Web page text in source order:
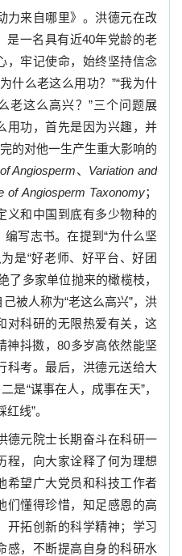
力来自哪里》。洪德元在改
是一名具有近40年党龄的老
，牢记使命，始终坚持信念
什么老这么用功？”“我为什
老这么高兴？”三个问题展
用功，首先是因为兴趣，并
的对他一生产生重大影响的
Angiosperm、 Variation and
of Angiosperm Taxonomy；
义和中国到底有多少物种的
写志书。在提到“为什么坚
是“好老师、好平台、好团
了多家单位抛来的橄榄枝，
被人称为“老这么高兴”，洪
对科研的无限热爱有关，这
神抖擞，80多岁高依然能坚
科考。最后，洪德元送给大
是“谋事在人，成事在天”，
线”。
德元院士长期奋斗在科研一
程，向大家诠释了何为理想
希望广大党员和科技工作者
们懂得珍惜，知足感恩的高
开拓创新的科学精神；学习
感，不断提高自身的科研水